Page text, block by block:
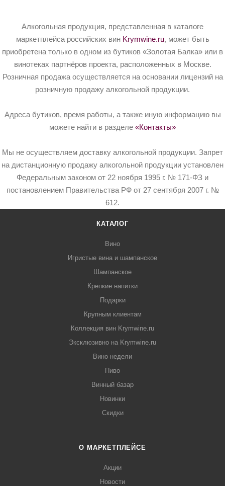
Алкогольная продукция, представленная в каталоге
маркетплейса российских вин Krymwine.ru, может быть
приобретена только в одном из бутиков «Золотая Балка» или в
винотеках партнёров проекта, расположенных в Москве.
Розничная продажа осуществляется на основании лицензий на
розничную продажу алкогольной продукции.
Адреса бутиков, время работы, а также иную информацию вы
можете найти в разделе «Контакты»
Мы не осуществляем доставку алкогольной продукции. Запрет
на дистанционную продажу алкогольной продукции установлен
Федеральным законом от 22 ноября 1995 г. № 171-ФЗ и
постановлением Правительства РФ от 27 сентября 2007 г. №
612.
КАТАЛОГ
Вино
Игристые вина и шампанское
Шампанское
Крепкие напитки
Подарки
Крупным клиентам
Коллекция вин Krymwine.ru
Эксклюзивно на Krymwine.ru
Вино недели
Пиво
Винный базар
Новинки
Скидки
О МАРКЕТПЛЕЙСЕ
Акции
Новости